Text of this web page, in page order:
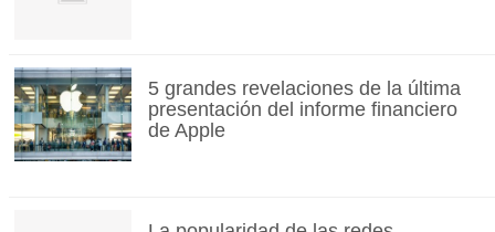
5 grandes revelaciones de la última
presentación del informe financiero
de Apple